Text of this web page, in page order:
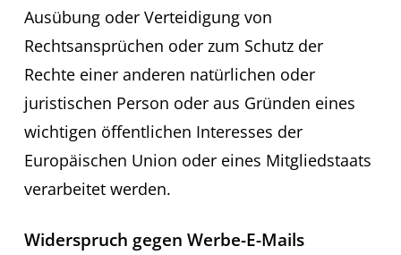
Ausübung oder Verteidigung von
Rechtsansprüchen oder zum Schutz der
Rechte einer anderen natürlichen oder
juristischen Person oder aus Gründen eines
wichtigen öffentlichen Interesses der
Europäischen Union oder eines Mitgliedstaats
verarbeitet werden.
Widerspruch gegen Werbe-E-Mails